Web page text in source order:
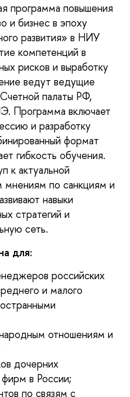
программа повышения
и бизнес в эпоху
развития» в НИУ
компетенций в
рисков и выработку
ведут ведущие
палаты РФ,
включает
и разработку
формат
гибкость обучения.
к актуальной
мнениям по санкциям и
навыки
стратегий и
сеть.
для:
российских
и малого
отношениям и
дочерних
в России;
по связям с